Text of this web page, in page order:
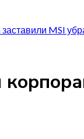
MSI